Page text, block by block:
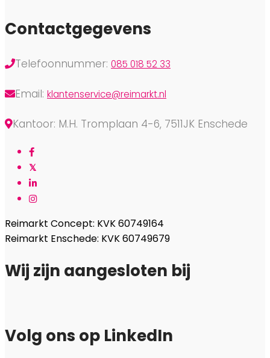
Contactgegevens
Telefoonnummer: 085 018 52 33
Email: klantenservice@reimarkt.nl
Kantoor: M.H. Tromplaan 4-6, 7511JK Enschede
Reimarkt Concept: KVK 60749164
Reimarkt Enschede: KVK 60749679
Wij zijn aangesloten bij
Volg ons op LinkedIn